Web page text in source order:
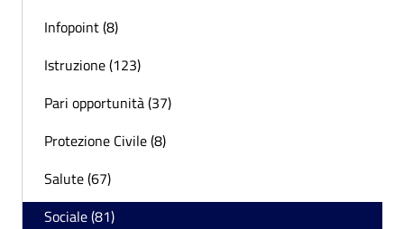
Infopoint (8)
Istruzione (123)
Pari opportunità (37)
Protezione Civile (8)
Salute (67)
Sociale (81)